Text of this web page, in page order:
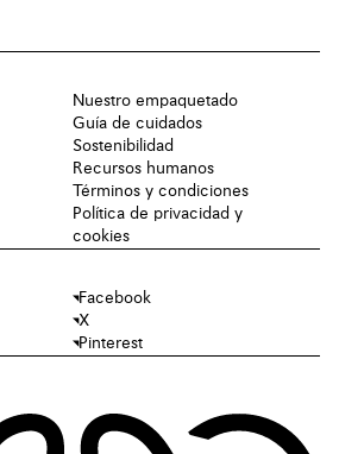
Nuestro empaquetado
Guía de cuidados
Sostenibilidad
Recursos humanos
Términos y condiciones
Política de privacidad y
cookies
Facebook
X
Pinterest